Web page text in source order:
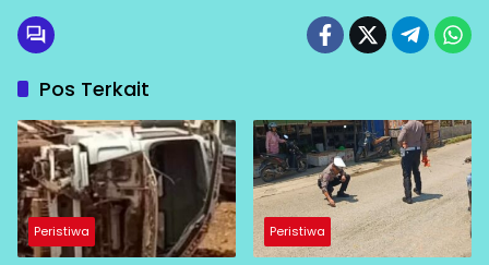
Pos Terkait
Peristiwa Peristiwa